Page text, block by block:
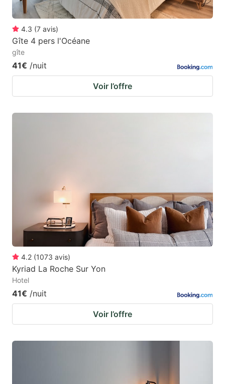
4.3 (7 avis)
Gîte 4 pers l'Océane
gîte
41€ /nuit
Voir l’offre
4.2 (1073 avis)
Kyriad La Roche Sur Yon
Hotel
41€ /nuit
Voir l’offre